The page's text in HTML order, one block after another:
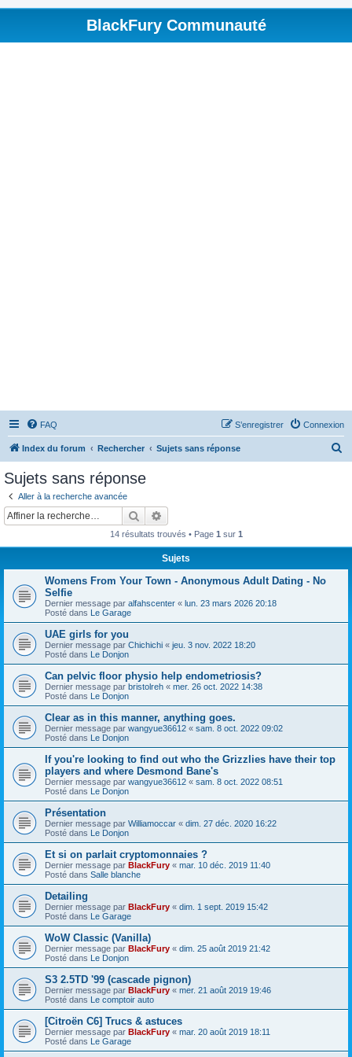
BlackFury Communauté
FAQ Connexion
S’enregistrer
Index du forum Rechercher Sujets sans réponse
Sujets sans réponse
Aller à la recherche avancée
Rechercher
14 résultats trouvés • Page 1 sur 1
Sujets
Womens From Your Town - Anonymous Adult Dating - No
Selfie
Dernier message par alfahscenter « lun. 23 mars 2026 20:18
Posté dans Le Garage
UAE girls for you
Dernier message par Chichichi « jeu. 3 nov. 2022 18:20
Posté dans Le Donjon
Can pelvic floor physio help endometriosis?
Dernier message par bristolreh « mer. 26 oct. 2022 14:38
Posté dans Le Donjon
Clear as in this manner, anything goes.
Dernier message par wangyue36612 « sam. 8 oct. 2022 09:02
Posté dans Le Donjon
If you're looking to find out who the Grizzlies have their top
players and where Desmond Bane's
Dernier message par wangyue36612 « sam. 8 oct. 2022 08:51
Posté dans Le Donjon
Présentation
Dernier message par Williamoccar « dim. 27 déc. 2020 16:22
Posté dans Le Donjon
Et si on parlait cryptomonnaies ?
Dernier message par BlackFury « mar. 10 déc. 2019 11:40
Posté dans Salle blanche
Detailing
Dernier message par BlackFury « dim. 1 sept. 2019 15:42
Posté dans Le Garage
WoW Classic (Vanilla)
Dernier message par BlackFury « dim. 25 août 2019 21:42
Posté dans Le Donjon
S3 2.5TD '99 (cascade pignon)
Dernier message par BlackFury « mer. 21 août 2019 19:46
Posté dans Le comptoir auto
[Citroën C6] Trucs & astuces
Dernier message par BlackFury « mar. 20 août 2019 18:11
Posté dans Le Garage